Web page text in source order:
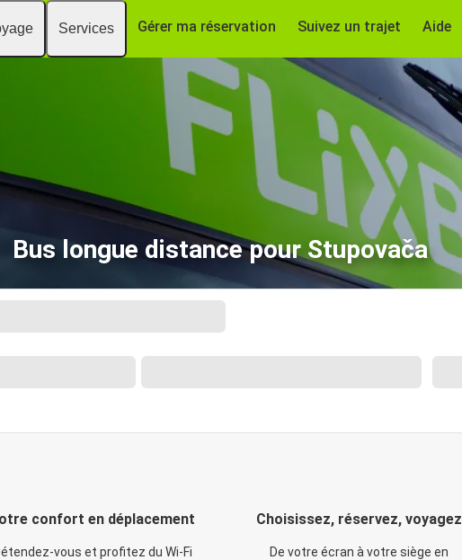
Services Gérer ma réservation Suivez un trajet Aide
Bus longue distance pour Stupovača
confort en déplacement
vous et profitez du Wi-Fi
Choisissez, réservez, voyagez
De votre écran à votre siège en